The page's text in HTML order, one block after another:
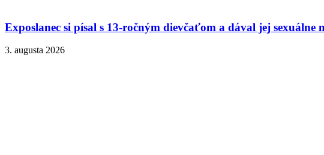
Exposlanec si písal s 13-ročným dievčaťom a dával jej sexuálne
3. augusta 2026